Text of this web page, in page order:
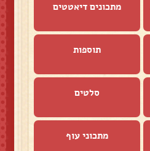
מתכונים דיאטטים
תוספות
סלטים
מתכוני עוף